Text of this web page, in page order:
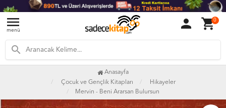
menu
menü person shopping_cart0
search
Anasayfa
Çocuk ve Gençlik Kitapları
Hikayeler
Mervin - Beni Ararsan Bulursun